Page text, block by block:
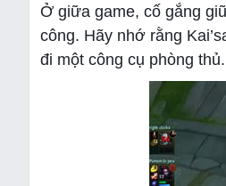
Ở giữa game, cố gắng
công. Hãy nhớ rằng
đi một công cụ phòng thủ.